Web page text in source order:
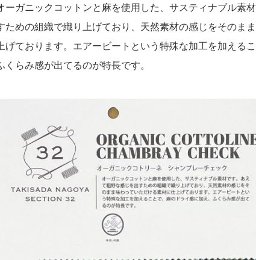
ーガニックコットンと麻を使用した、サスティナブル素
ための組織で織り上げており、天然素材の感じをそのま
上げております。エアービートという特殊な加工を加える
くらみ感が出てるのが特長です。